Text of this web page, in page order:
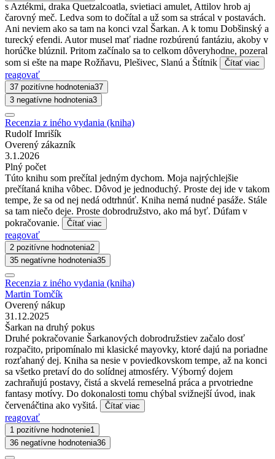
s Aztékmi, draka Quetzalcoatla, svietiaci amulet, Attilov hrob aj
čarovný meč. Ledva som to dočítal a už som sa strácal v postavách.
Ani neviem ako sa tam na konci vzal Šarkan. A k tomu Dobšinský a
turecký efendi. Autor musel mať riadne rozbúrenú fantáziu, akoby v
horúčke blúznil. Pritom začínalo sa to celkom dôveryhodne, pozeral
som si ešte na mape Rožňavu, Plešivec, Slanú a Štítnik
Čítať viac
reagovať
37 pozitívne hodnotenia37
3 negatívne hodnotenia3
Recenzia z iného vydania (kniha)
Rudolf Imrišík
Overený zákazník
3.1.2026
Plný počet
Túto knihu som prečítal jedným dychom. Moja najrýchlejšie
prečítaná kniha vôbec. Dôvod je jednoduchý. Proste dej ide v takom
tempe, že sa od nej nedá odtrhnúť. Kniha nemá nudné pasáže. Stále
sa tam niečo deje. Proste dobrodružstvo, ako má byť. Dúfam v
pokračovanie.
Čítať viac
reagovať
2 pozitívne hodnotenia2
35 negatívne hodnotenia35
Recenzia z iného vydania (kniha)
Martin Tomčík
Overený nákup
31.12.2025
Šarkan na druhý pokus
Druhé pokračovanie Šarkanových dobrodružstiev začalo dosť
rozpačito, pripomínalo mi klasické mayovky, ktoré dajú na poriadne
rozťahaný dej. Kniha sa nesie v poviedkovskom tempe, až na konci
sa všetko pretaví do do solídnej atmosféry. Výborný dojem
zachraňujú postavy, čistá a skvelá remeselná práca a prvotriedne
fantasy motívy. Do dokonalosti tomu chýbal svižnejší úvod, inak
červenáčtina ako vyšitá.
Čítať viac
reagovať
1 pozitívne hodnotenie1
36 negatívne hodnotenia36